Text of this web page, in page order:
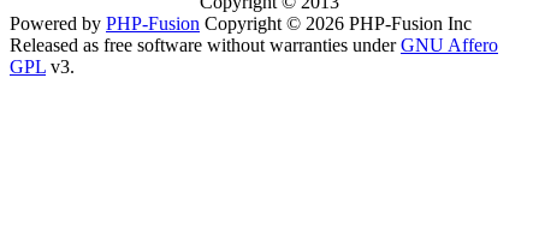
Powered by PHP-Fusion Copyright © 2026 PHP-Fusion Inc
Released as free software without warranties underGNU Affero
GPL v3.